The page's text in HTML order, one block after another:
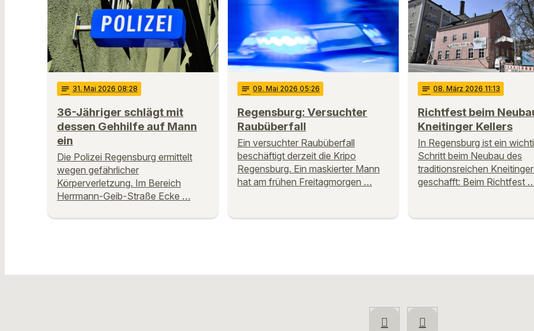
notes 31. Mai 2026 08:28
36-Jähriger schlägt mit
dessen Gehhilfe auf Mann
ein
Die Polizei Regensburg ermittelt
wegen gefährlicher
Körperverletzung. Im Bereich
Herrmann-Geib-Straße Ecke …
notes 09. Mai 2026 05:26
Regensburg: Versuchter
Raubüberfall
Ein versuchter Raubüberfall
beschäftigt derzeit die Kripo
Regensburg. Ein maskierter Mann
hat am frühen Freitagmorgen …
notes 08. März 2026 11:13
Richtfest beim
Kneitinger Kellers
In Regensburg ist ein
Schritt beim Neubau des
traditionsreichen
geschafft: Beim Richtfest